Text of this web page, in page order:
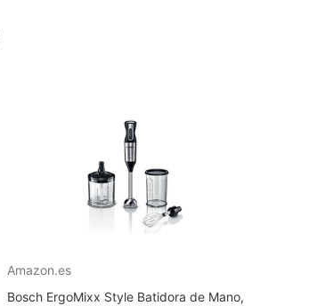
Amazon.es
Bosch ErgoMixx Style Batidora de Mano,